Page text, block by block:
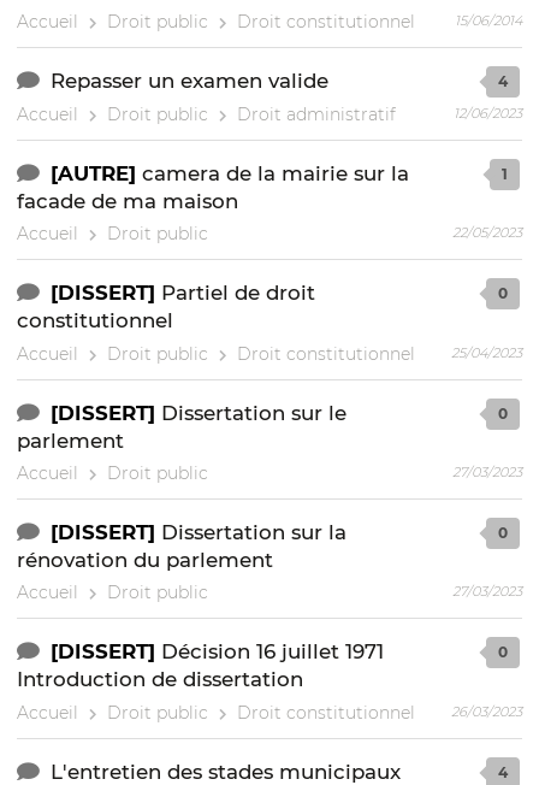
Accueil Droit public Droit constitutionnel 15/06/2014
Repasser un examen valide
Accueil Droit public Droit administratif
4
12/06/2023
[AUTRE] camera de la mairie sur la
facade de ma maison
Accueil Droit public
1
22/05/2023
[DISSERT] Partiel de droit
constitutionnel
Accueil Droit public Droit constitutionnel
0
25/04/2023
[DISSERT] Dissertation sur le
parlement
Accueil Droit public
0
27/03/2023
[DISSERT] Dissertation sur la
rénovation du parlement
Accueil Droit public
0
27/03/2023
[DISSERT] Décision 16 juillet 1971
Introduction de dissertation
Accueil Droit public Droit constitutionnel
0
26/03/2023
L'entretien des stades municipaux 4